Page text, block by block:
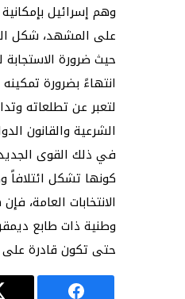
وهم إسرائيل
على المشهد، شكل
حيث ضرورة
انتهاءً بضرورة
لتعبر عن تطلعاته
الشرعية والقانون
في ذلك القوى
كونها تشكل ائتلافاً
الانتخابات العامة،
وطنية ذات طابع
حتى تكون قادرة على